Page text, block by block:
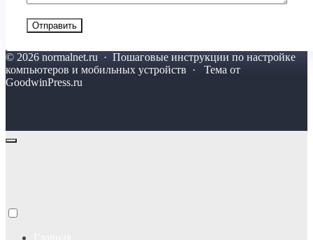
© 2026 normalnet.ru · Пошаговые инструкции по настройке
компьютеров и мобильных устройств · Тема от
GoodwinPress.ru